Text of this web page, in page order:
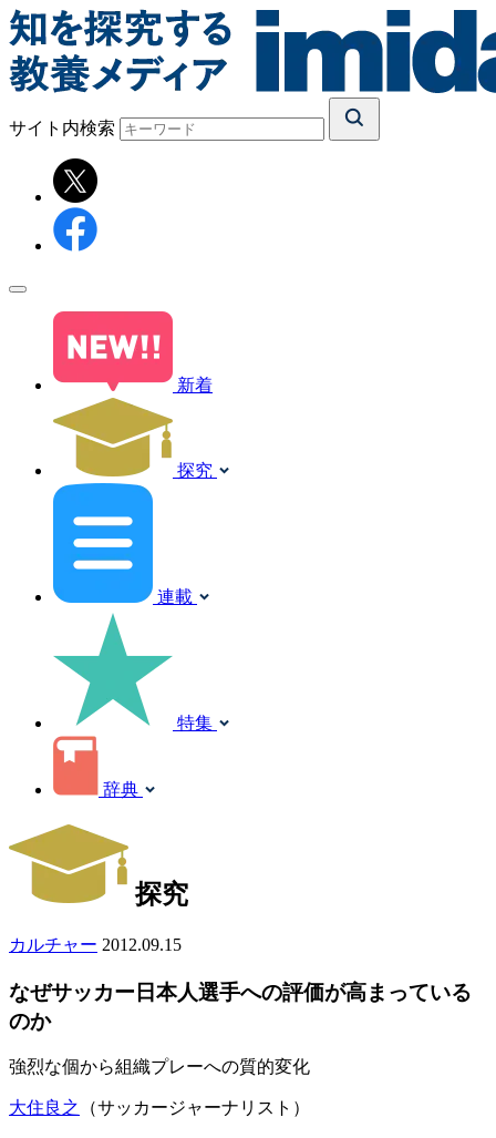
サイト内検索
新着
探究
連載
特集
辞典
探究
カルチャー 2012.09.15
なぜサッカー日本人選手への評価が高まっている
のか
強烈な個から組織プレーへの質的変化
大住良之 （サッカージャーナリスト）